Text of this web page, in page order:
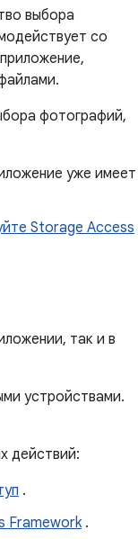
выбора
со
фотографий,
уже имеет
Storage Access
так и в
устройствами.
действий:
.
Framework.